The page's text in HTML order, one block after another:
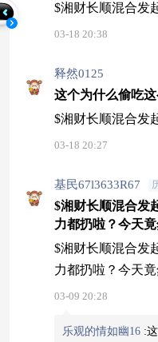
$湘财长顺混合发
03-18 20:38
释然0125
这个为什么偷吃这
$湘财长顺混合发
03-18 20:27
基民67l3633R67
$湘财长顺混合发
力都扔啦？今天
$湘财长顺混合发
力都扔啦？今天
03-09 20:28
乐观的情如幽16 :